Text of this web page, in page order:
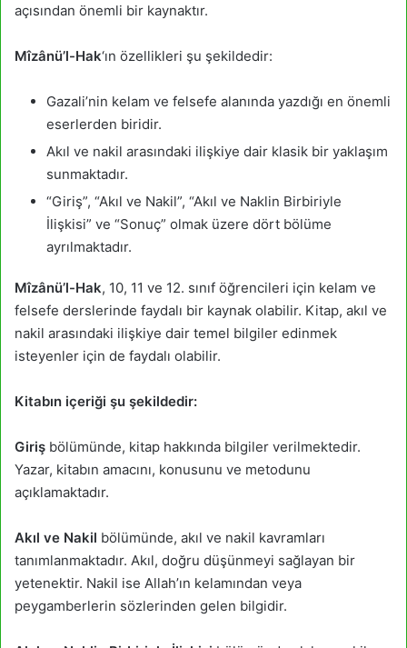
açısından önemli bir kaynaktır.
Mîzânü’l-Hak‘ın özellikleri şu şekildedir:
Gazali’nin kelam ve felsefe alanında yazdığı en önemli
eserlerden biridir.
Akıl ve nakil arasındaki ilişkiye dair klasik bir yaklaşım
sunmaktadır.
“Giriş”, “Akıl ve Nakil”, “Akıl ve Naklin Birbiriyle
İlişkisi” ve “Sonuç” olmak üzere dört bölüme
ayrılmaktadır.
Mîzânü’l-Hak, 10, 11 ve 12. sınıf öğrencileri için kelam ve
felsefe derslerinde faydalı bir kaynak olabilir. Kitap, akıl ve
nakil arasındaki ilişkiye dair temel bilgiler edinmek
isteyenler için de faydalı olabilir.
Kitabın içeriği şu şekildedir:
Giriş bölümünde, kitap hakkında bilgiler verilmektedir.
Yazar, kitabın amacını, konusunu ve metodunu
açıklamaktadır.
Akıl ve Nakil bölümünde, akıl ve nakil kavramları
tanımlanmaktadır. Akıl, doğru düşünmeyi sağlayan bir
yetenektir. Nakil ise Allah’ın kelamından veya
peygamberlerin sözlerinden gelen bilgidir.